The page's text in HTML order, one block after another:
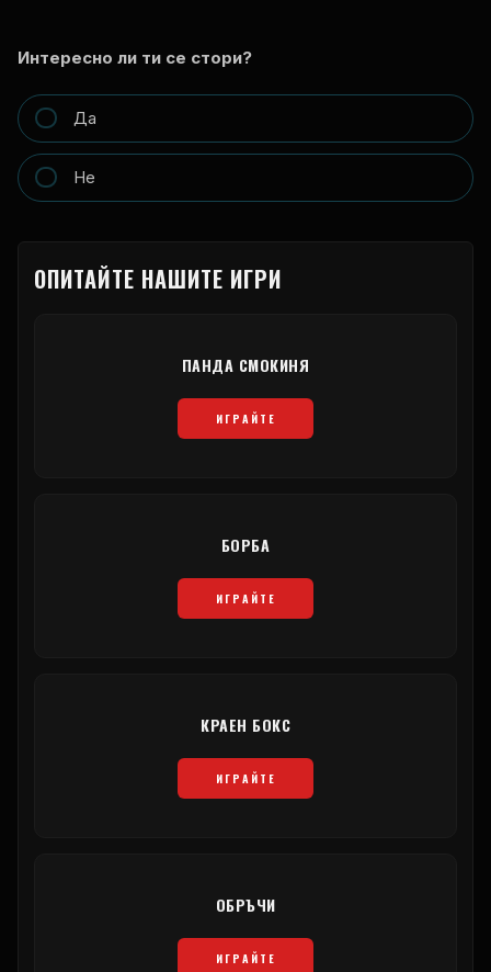
Интересно ли ти се стори?
Да
Не
ОПИТАЙТЕ НАШИТЕ ИГРИ
ПАНДА СМОКИНЯ
ИГРАЙТЕ
БОРБА
ИГРАЙТЕ
КРАЕН БОКС
ИГРАЙТЕ
ОБРЪЧИ
ИГРАЙТЕ